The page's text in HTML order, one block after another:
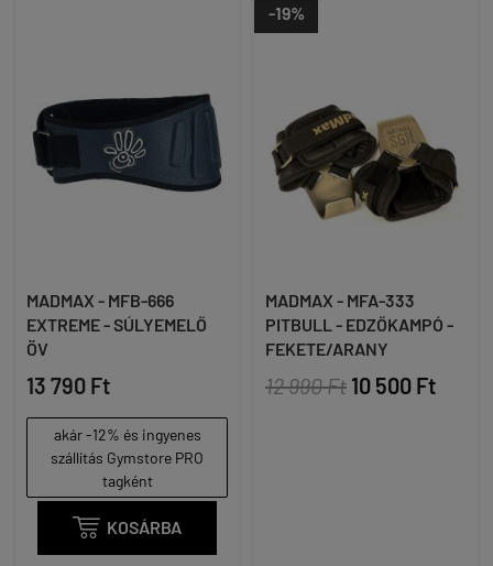
MADMAX - MFB-666
EXTREME - SÚLYEMELŐ
ÖV
13 790 Ft
akár -12% és ingyenes
szállítás Gymstore PRO
tagként
 KOSÁRBA
-19%
MADMAX - MFA-333
PITBULL - EDZŐKAMPÓ -
FEKETE/ARANY
12 990 Ft 10 500 Ft